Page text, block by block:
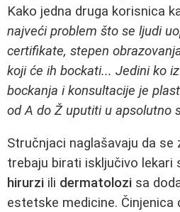
Kako jedna druga korisnica
najveći problem što se ljudi
certifikate, stepen
koji će ih bockati... Jedini ko
bockanja i konsultacije je
od A do Ž uputiti u apsolutno
Stručnjaci naglašavaju da se
trebaju birati isključivo lekari
hirurzi ili dermatolozi sa
estetske medicine.